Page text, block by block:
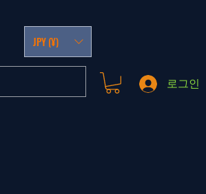
JPY (¥)
로그인